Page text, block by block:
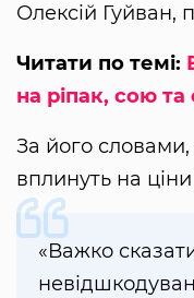
Олексій Гуйван,
Читати по темі:
на ріпак, сою
За його словами,
вплинуть на ціни
«Важко